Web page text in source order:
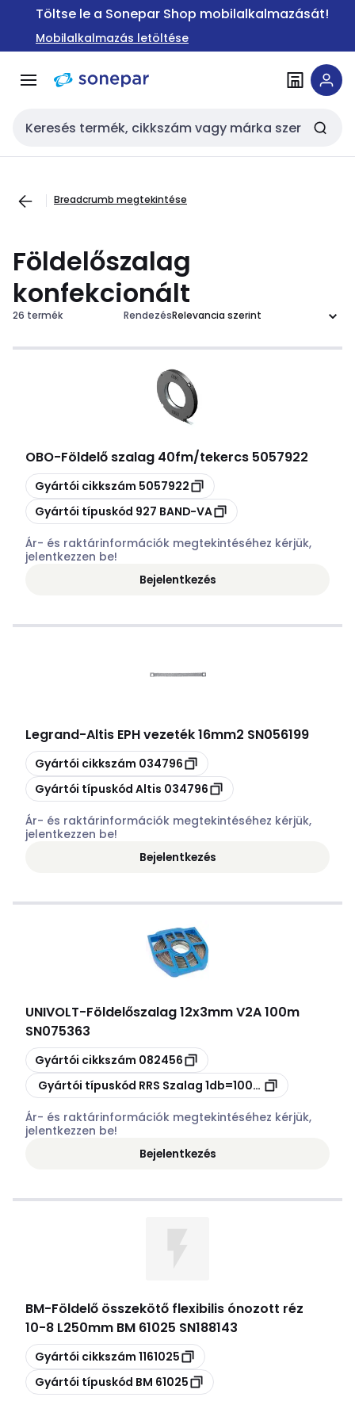
Ugrás a
Ugrás a
tartalomra
Töltse le a Sonepar Shop mobilalkalmazását!
Mobilalkalmazás letöltése
Keresési bemenet
Breadcrumb megtekintése
Földelőszalag
konfekcionált
26 termék Rendezés
OBO-Földelő szalag 40fm/tekercs 5057922
Másolás
Gyártói cikkszám 5057922
Másolás
Gyártói típuskód 927 BAND-VA
Ár- és raktárinformációk megtekintéséhez kérjük,
jelentkezzen be!
Bejelentkezés
Legrand-Altis EPH vezeték 16mm2 SN056199
Másolás
Gyártói cikkszám 034796
Másolás
Gyártói típuskód Altis 034796
Ár- és raktárinformációk megtekintéséhez kérjük,
jelentkezzen be!
Bejelentkezés
UNIVOLT-Földelőszalag 12x3mm V2A 100m
SN075363
Másolás
Gyártói cikkszám 082456
Másolás
Gyártói típuskód RRS Szalag 1db=100m Niro
Ár- és raktárinformációk megtekintéséhez kérjük,
jelentkezzen be!
Bejelentkezés
BM-Földelő összekötő flexibilis ónozott réz
10-8 L250mm BM 61025 SN188143
Másolás
Gyártói cikkszám 1161025
Másolás
Gyártói típuskód BM 61025